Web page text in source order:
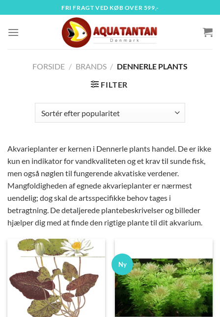
til
indhold
FRI FRAGT VED KØB OVER 599,-
FORSIDE / BRANDS / DENNERLE PLANTS
FILTER
Akvarieplanter er kernen i Dennerle plants handel. De er ikke
kun en indikator for vandkvaliteten og et krav til sunde fisk,
men også nøglen til fungerende akvatiske verdener.
Mangfoldigheden af egnede akvarieplanter er nærmest
uendelig; dog skal de artsspecifikke behov tages i
betragtning. De detaljerede plantebeskrivelser og billeder
hjælper dig med at finde den rigtige plante til dit akvarium.
Ny